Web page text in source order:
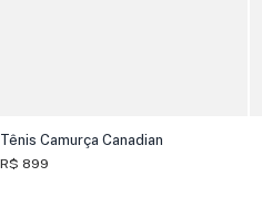
Tênis Camurça Canadian
R$ 899